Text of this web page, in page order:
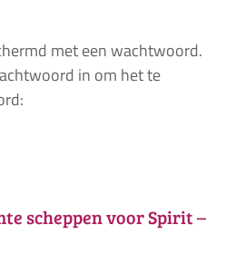
met een wachtwoord.
in om het te
scheppen voor Spirit –